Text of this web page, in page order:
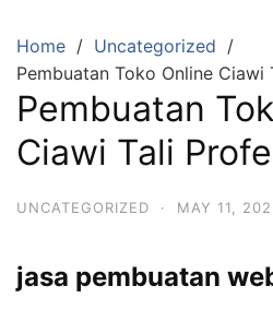
content
Home
Uncategorized
Pembuatan Toko Online Ciawi
Pembuatan
Ciawi Tali
UNCATEGORIZED · MAY 11,
jasa pembuatan